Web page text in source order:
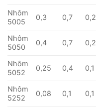
Nhôm
5005
0,3 0,7 0,2
Nhôm
5050
0,4 0,7 0,2
Nhôm
5052
0,25 0,4 0,1
Nhôm
5252
0,08 0,1 0,1